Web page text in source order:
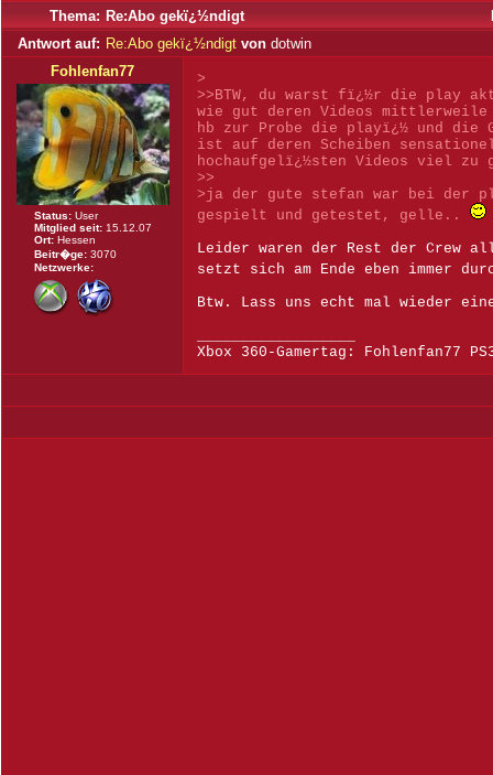
Thema: Re:Abo gekï¿½ndigt
Antwort auf: Re:Abo gekï¿½ndigt von dotwin
Fohlenfan77
Status: User
Mitglied seit: 15.12.07
Ort: Hessen
Beitr�ge: 3070
Netzwerke:
>
>>BTW, du warst fï¿½r die play
wie gut deren Videos
hb zur Probe die playï¿½ und die
ist auf deren Scheiben
hochaufgelï¿½sten Videos viel zu
>>
>ja der gute stefan war bei der
gespielt und getestet, gelle..
Leider waren der Rest der Crew
setzt sich am Ende eben immer
Btw. Lass uns echt mal wieder
Xbox 360-Gamertag: Fohlenfan77